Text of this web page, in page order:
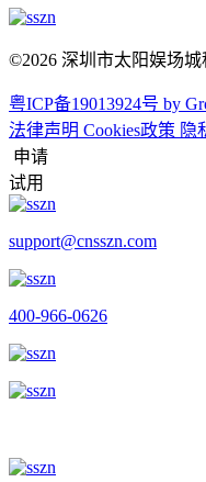
©2026 深圳市太阳娱场
粤ICP备19013924号 by
法律声明 Cookies政策 隐
申请
试用
support@cnsszn.com
400-966-0626